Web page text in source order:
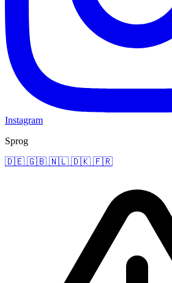
Instagram
Sprog
🇩🇪 🇬🇧 🇳🇱 🇩🇰 🇫🇷